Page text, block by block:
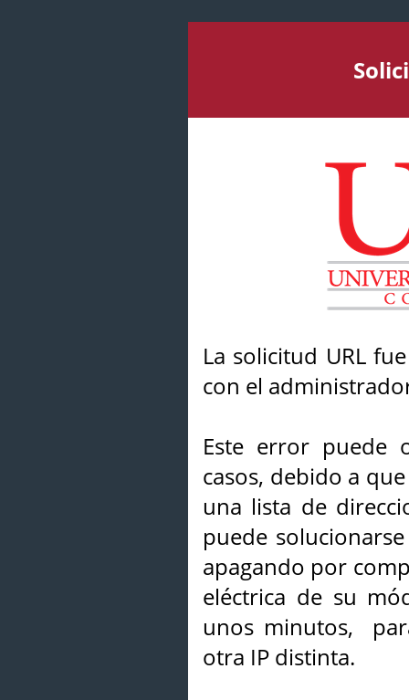
La solicitud URL
con el
Este error puede
casos, debido a
una lista de
puede
apagando por
eléctrica de su
unos minutos,
otra IP distinta.